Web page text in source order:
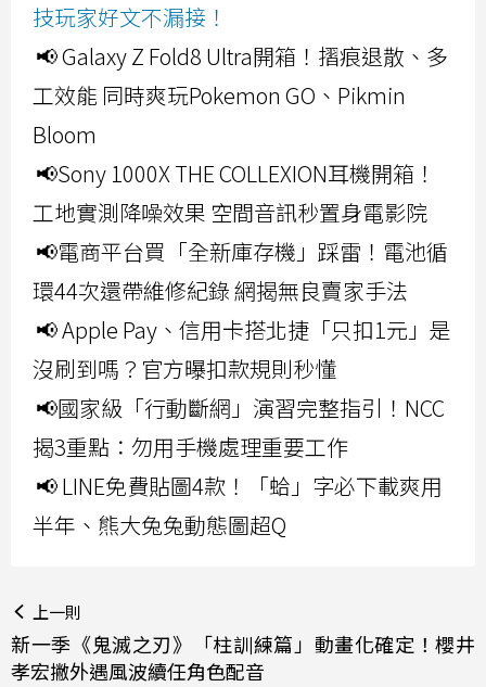
技玩家好文不漏接！
📢 Galaxy Z Fold8 Ultra開箱！摺痕退散、多
工效能 同時爽玩Pokemon GO、Pikmin
Bloom
📢Sony 1000X THE COLLEXION耳機開箱！
工地實測降噪效果 空間音訊秒置身電影院
📢電商平台買「全新庫存機」踩雷！電池循
環44次還帶維修紀錄 網揭無良賣家手法
📢 Apple Pay、信用卡搭北捷「只扣1元」是
沒刷到嗎？官方曝扣款規則秒懂
📢國家級「行動斷網」演習完整指引！NCC
揭3重點：勿用手機處理重要工作
📢 LINE免費貼圖4款！「蛤」字必下載爽用
半年、熊大兔兔動態圖超Q
上一則
新一季《鬼滅之刃》「柱訓練篇」動畫化確定！櫻井
孝宏撇外遇風波續任角色配音